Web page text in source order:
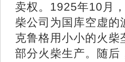
卖权。1925年10月
柴公司为国库空虚的
克鲁格用小小的火
部分火柴生产。随后